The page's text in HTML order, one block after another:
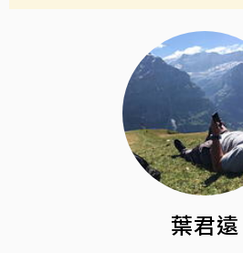
葉君遠